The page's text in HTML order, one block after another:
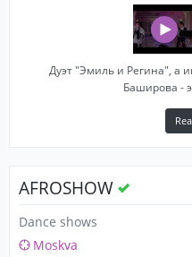
Дуэт "Эмиль и Регина", а
Баширова -
AFROSHOW
Dance shows
Moskva